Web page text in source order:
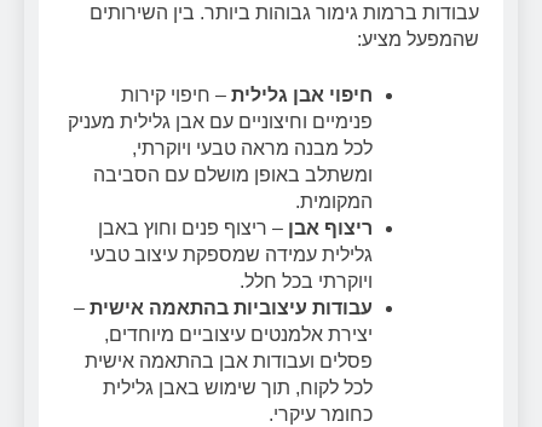
עבודות ברמות גימור גבוהות ביותר. בין השירותים
שהמפעל מציע:
חיפוי אבן גלילית – חיפוי קירות
פנימיים וחיצוניים עם אבן גלילית מעניק
לכל מבנה מראה טבעי ויוקרתי,
ומשתלב באופן מושלם עם הסביבה
המקומית.
ריצוף אבן – ריצוף פנים וחוץ באבן
גלילית עמידה שמספקת עיצוב טבעי
ויוקרתי בכל חלל.
עבודות עיצוביות בהתאמה אישית –
יצירת אלמנטים עיצוביים מיוחדים,
פסלים ועבודות אבן בהתאמה אישית
לכל לקוח, תוך שימוש באבן גלילית
כחומר עיקרי.